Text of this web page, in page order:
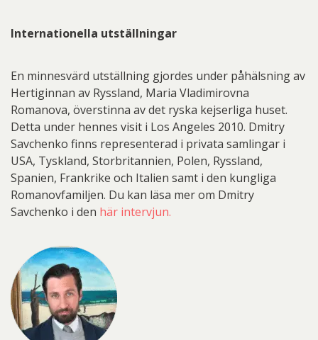
Internationella utställningar
En minnesvärd utställning gjordes under påhälsning av
Hertiginnan av Ryssland, Maria Vladimirovna
Romanova, överstinna av det ryska kejserliga huset.
Detta under hennes visit i Los Angeles 2010. Dmitry
Savchenko finns representerad i privata samlingar i
USA, Tyskland, Storbritannien, Polen, Ryssland,
Spanien, Frankrike och Italien samt i den kungliga
Romanovfamiljen. Du kan läsa mer om Dmitry
Savchenko i den här intervjun.